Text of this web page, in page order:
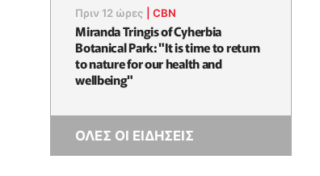
Πριν 12 ώρες |CBN
Miranda Tringis of Cyherbia
Botanical Park: "It is time to return
to nature for our health and
wellbeing"
ΟΛΕΣ ΟΙ ΕΙΔΗΣΕΙΣ